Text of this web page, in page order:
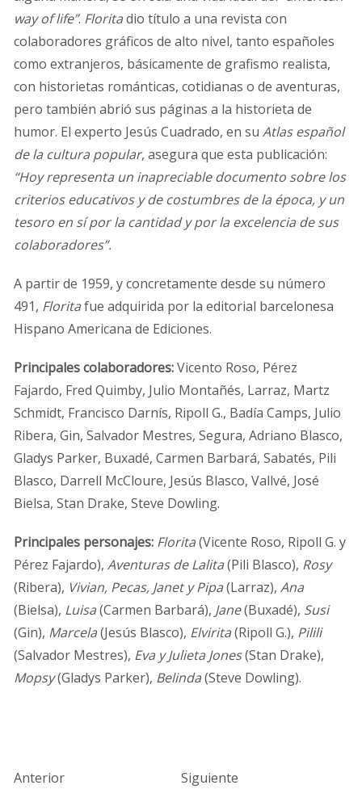
way of life”. Floritadio título a una revista con
colaboradores gráficos de alto nivel, tanto españoles
como extranjeros, básicamente de grafismo realista,
con historietas románticas, cotidianas o de aventuras,
pero también abrió sus páginas a la historieta de
humor. El experto Jesús Cuadrado, en su Atlas español
de la cultura popular, asegura que esta publicación:
“Hoy representa un inapreciable documento sobre los
criterios educativos y de costumbres de la época, y un
tesoro en sí por la cantidad y por la excelencia de sus
colaboradores”.
A partir de 1959, y concretamente desde su número
491, Floritafue adquirida por la editorial barcelonesa
Hispano Americana de Ediciones.
Principales colaboradores:Vicento Roso, Pérez
Fajardo, Fred Quimby, Julio Montañés, Larraz, Martz
Schmidt, Francisco Darnís, Ripoll G., Badía Camps, Julio
Ribera, Gin, Salvador Mestres, Segura, Adriano Blasco,
Gladys Parker, Buxadé, Carmen Barbará, Sabatés, Pili
Blasco, Darrell McCloure, Jesús Blasco, Vallvé, José
Bielsa, Stan Drake, Steve Dowling.
Principales personajes: Florita(Vicente Roso, Ripoll G. y
Pérez Fajardo), Aventuras de Lalita(Pili Blasco), Rosy
(Ribera), Vivian, Pecas, Janet y Pipa(Larraz), Ana
(Bielsa), Luisa(Carmen Barbará), Jane(Buxadé), Susi
(Gin), Marcela(Jesús Blasco), Elvirita(Ripoll G.), Pilili
(Salvador Mestres), Eva y Julieta Jones(Stan Drake),
Mopsy(Gladys Parker), Belinda(Steve Dowling).
Anterior Siguiente